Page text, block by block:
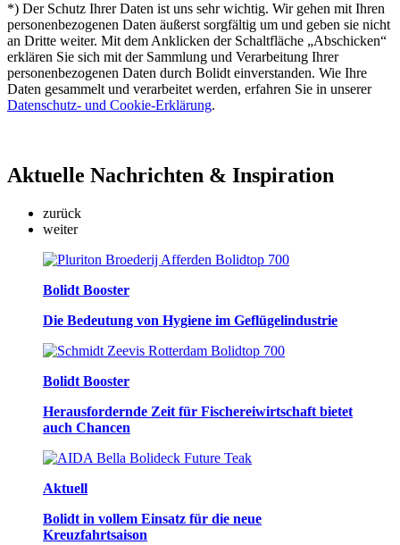
*) Der Schutz Ihrer Daten ist uns sehr wichtig. Wir gehen mit Ihren
personenbezogenen Daten äußerst sorgfältig um und geben sie nicht
an Dritte weiter. Mit dem Anklicken der Schaltfläche „Abschicken“
erklären Sie sich mit der Sammlung und Verarbeitung Ihrer
personenbezogenen Daten durch Bolidt einverstanden. Wie Ihre
Daten gesammelt und verarbeitet werden, erfahren Sie in unserer
Datenschutz- und Cookie-Erklärung.
Aktuelle Nachrichten & Inspiration
zurück
weiter
Bolidt Booster
Die Bedeutung von Hygiene im Geflügelindustrie
Bolidt Booster
Herausfordernde Zeit für Fischereiwirtschaft bietet
auch Chancen
Aktuell
Bolidt in vollem Einsatz für die neue
Kreuzfahrtsaison